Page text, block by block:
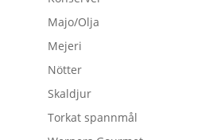
Majo/Olja
Mejeri
Nötter
Skaldjur
Torkat spannmål